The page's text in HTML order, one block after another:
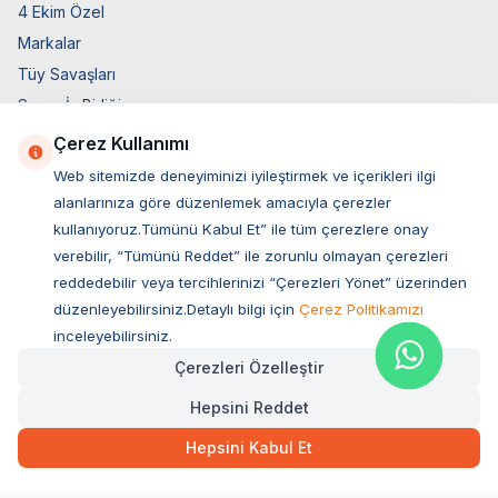
4 Ekim Özel
Markalar
Tüy Savaşları
Socar İş Birliği
İyzico İş Birliği
Mobil Uygulama
Müşteri Hizmetleri
Çerez Kullanımı
Web sitemizde deneyiminizi iyileştirmek ve içerikleri ilgi
alanlarınıza göre düzenlemek amacıyla çerezler
kullanıyoruz.Tümünü Kabul Et” ile tüm çerezlere onay
verebilir, “Tümünü Reddet” ile zorunlu olmayan çerezleri
reddedebilir veya tercihlerinizi “Çerezleri Yönet” üzerinden
düzenleyebilirsiniz.Detaylı bilgi için Çerez Politikamızı
inceleyebilirsiniz.
Çerezleri Özelleştir
Hepsini Reddet
Hepsini Kabul Et